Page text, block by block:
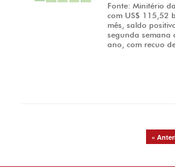
Fonte: Minitério
com US$ 115,52
mês, saldo
segunda semana
ano, com recuo
«